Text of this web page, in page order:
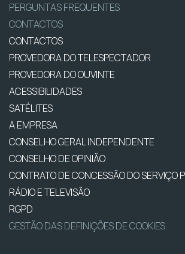
PERGUNTAS FREQUENTES
CONTACTOS
CONTACTOS
PROVEDORA DO TELESPECTADOR
PROVEDORA DO OUVINTE
ACESSIBILIDADES
SATÉLITES
A EMPRESA
CONSELHO GERAL INDEPENDENTE
CONSELHO DE OPINIÃO
CONTRATO DE CONCESSÃO DO SERVIÇO
RÁDIO E TELEVISÃO
RGPD
GESTÃO DAS DEFINIÇÕES DE COOKIES